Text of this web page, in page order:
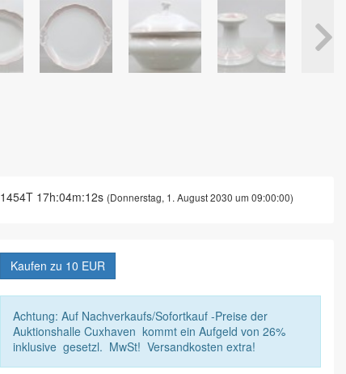
1454T 17h:04m:11s (Donnerstag, 1. August 2030 um 09:00:00)
Kaufen zu 10 EUR
Achtung: Auf Nachverkaufs/Sofortkauf -Preise der
Auktionshalle Cuxhaven kommt ein Aufgeld von 26%
inklusive gesetzl. MwSt! Versandkosten extra!